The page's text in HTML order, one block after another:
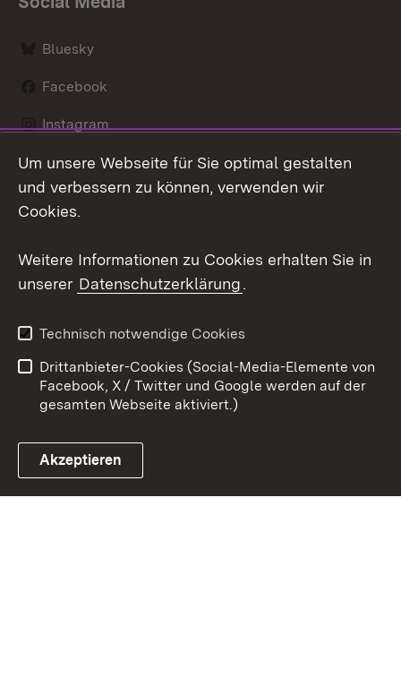
Bluesky
Facebook
Instagram
LinkedIn
Link zum Landesportal
Datenschutz
Barrierefreiheit
Impressum
Cookies
Um unsere Webseite für Sie optimal gestalten
und verbessern zu können, verwenden wir
Cookies.
Weitere Informationen zu Cookies erhalten Sie in
unserer Datenschutzerklärung.
Technisch notwendige Cookies
Drittanbieter-Cookies (Social-Media-Elemente von
Facebook, X / Twitter und Google werden auf der
gesamten Webseite aktiviert.)
Akzeptieren